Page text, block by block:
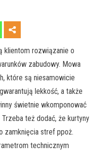
klientom rozwiązanie o
zabudowy. Mowa
które są niesamowicie
lekkość, a także
świetnie wkomponować
też dodać, że kurtyny
zamknięcia stref ppoż.
technicznym